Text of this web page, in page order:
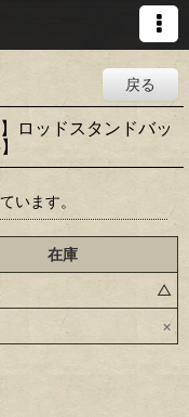
戻る
ロッドスタンドバッ
います。
在庫
△
×